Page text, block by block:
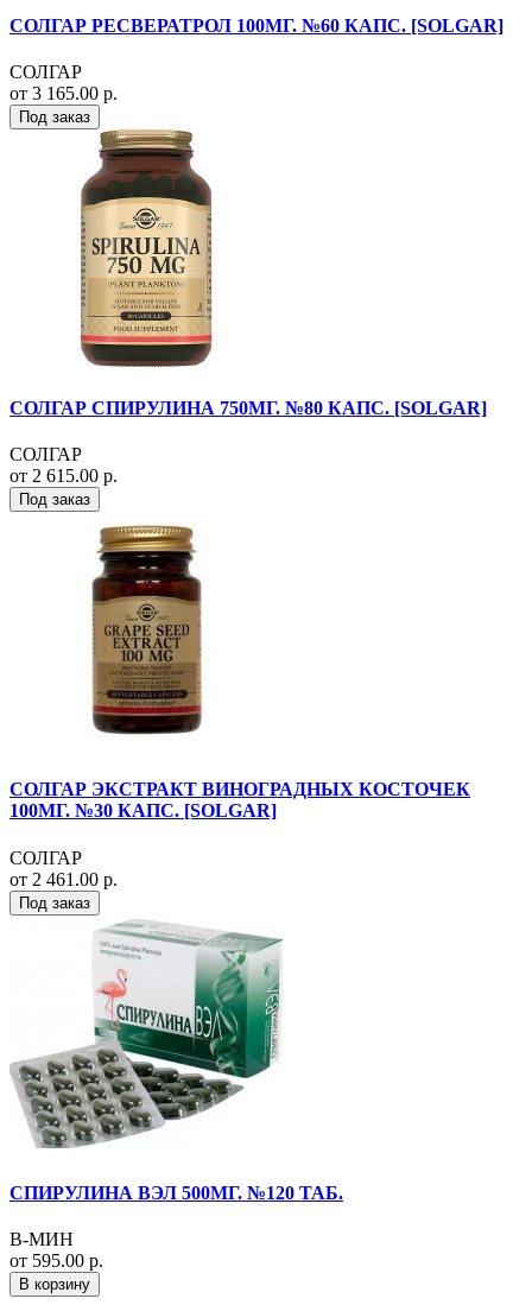
СОЛГАР РЕСВЕРАТРОЛ 100МГ. №60 КАПС. [SOLGAR]
СОЛГАР
от 3 165.00 р.
Под заказ
СОЛГАР СПИРУЛИНА 750МГ. №80 КАПС. [SOLGAR]
СОЛГАР
от 2 615.00 р.
Под заказ
СОЛГАР ЭКСТРАКТ ВИНОГРАДНЫХ КОСТОЧЕК
100МГ. №30 КАПС. [SOLGAR]
СОЛГАР
от 2 461.00 р.
Под заказ
СПИРУЛИНА ВЭЛ 500МГ. №120 ТАБ.
В-МИН
от 595.00 р.
В корзину